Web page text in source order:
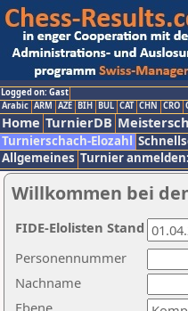
Logged on: Gast
Arabic ARM AZE BIH BUL CAT CHN CRO
Home TurnierDB
Turnierschach-Elozahl
Allgemeines Turnier
Willkommen bei
Nachname
Ebene
Personennummer
FIDE-Elolisten Stand